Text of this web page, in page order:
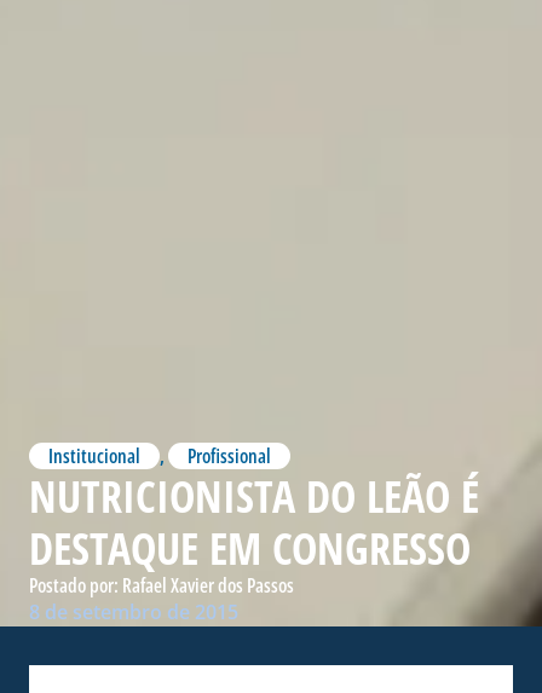
Institucional , Profissional
NUTRICIONISTA DO LEÃO É
DESTAQUE EM CONGRESSO
Postado por: Rafael Xavier dos Passos
8 de setembro de 2015